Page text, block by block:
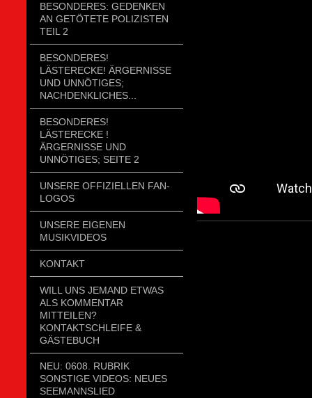
BESONDERES: GEDENKEN
AN GETÖTETE POLIZISTEN
TEIL 2
BESONDERES!
LÄSTERECKE! ÄRGERNISSE
UND UNNÖTIGES;
NACHDENKLICHES...
BESONDERES!
LÄSTERECKE !
ÄRGERNISSE UND
UNNÖTIGES; SEITE 2
UNSERE OFFIZIELLEN FAN-
LOGOS
UNSERE EIGENEN
MUSIKVIDEOS
KONTAKT
WILL UNS JEMAND ETWAS
ALS KOMMENTAR
MITTEILEN?
KONTAKTSCHLEIFE &
GÄSTEBUCH
NEU: 0608. RUBRIK
SONSTIGE VIDEOS: NEUES
SEEMANNSLIED